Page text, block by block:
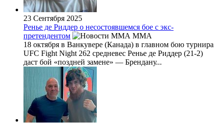
23 Сентября 2025
Ренье де Риддер о несостоявшемся бое с экс-
претендентом
MMA
18 октября в Ванкувере (Канада) в главном бою турнира
UFC Fight Night 262 средневес Ренье де Риддер (21-2)
даст бой «поздней замене» — Брендану...